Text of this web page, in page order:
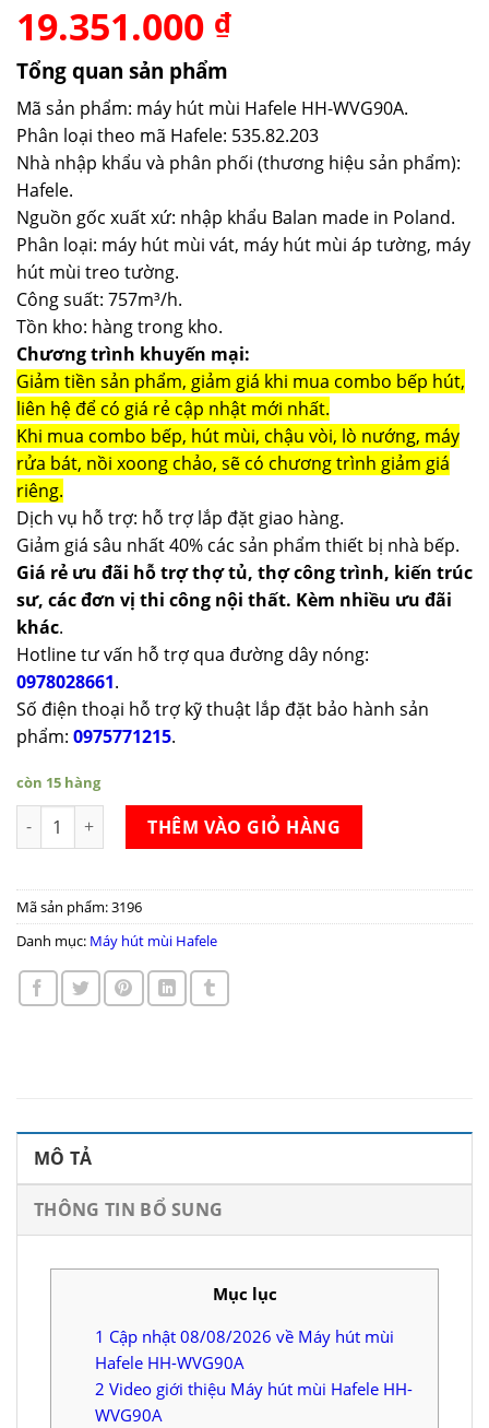
Giá
gốc
là:
24.189.000 ₫.
19.351.000 ₫Giá
là:
19.351.000 ₫.
Tổng quan sản phẩm
Mã sản phẩm: máy hút mùi Hafele HH-WVG90A.
Phân loại theo mã Hafele: 535.82.203
Nhà nhập khẩu và phân phối (thương hiệu sản phẩm):
Hafele.
Nguồn gốc xuất xứ: nhập khẩu Balan made in Poland.
Phân loại: máy hút mùi vát, máy hút mùi áp tường, máy
hút mùi treo tường.
Công suất: 757m³/h.
Tồn kho: hàng trong kho.
Chương trình khuyến mại:
Giảm tiền sản phẩm, giảm giá khi mua combo bếp hút,
liên hệ để có giá rẻ cập nhật mới nhất.
Khi mua combo bếp, hút mùi, chậu vòi, lò nướng, máy
rửa bát, nồi xoong chảo, sẽ có chương trình giảm giá
riêng.
Dịch vụ hỗ trợ: hỗ trợ lắp đặt giao hàng.
Giảm giá sâu nhất 40% các sản phẩm thiết bị nhà bếp.
Giá rẻ ưu đãi hỗ trợ thợ tủ, thợ công trình, kiến trúc
sư, các đơn vị thi công nội thất. Kèm nhiều ưu đãi
khác.
Hotline tư vấn hỗ trợ qua đường dây nóng:
0978028661.
Số điện thoại hỗ trợ kỹ thuật lắp đặt bảo hành sản
phẩm: 0975771215.
còn 15 hàng
Máy hút mùi Hafele HH-WVG90A số lượng
THÊM VÀO GIỎ HÀNG
Mã sản phẩm:3196
Danh mục: Máy hút mùi Hafele
MÔ TẢ
THÔNG TIN BỔ SUNG
Mục lục
1 Cập nhật 08/08/2026 về Máy hút mùi
Hafele HH-WVG90A
2 Video giới thiệu Máy hút mùi Hafele HH-
WVG90A